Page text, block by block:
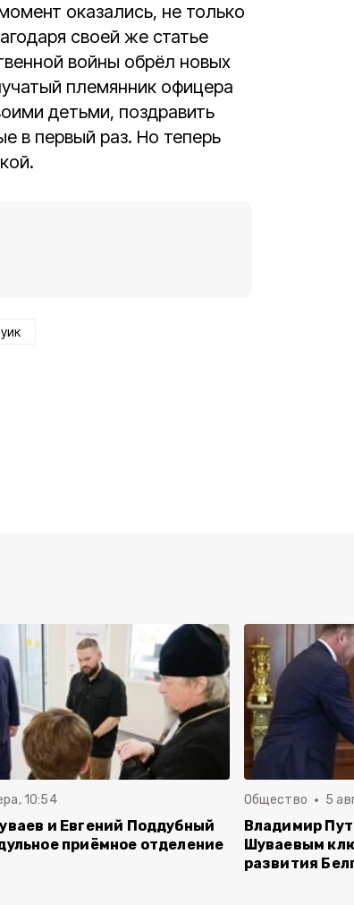
оказались, не только
своей же статье
войны обрёл новых
племянник офицера
детьми, поздравить
в первый раз. Но теперь
уик
10:54
и Евгений Поддубный
приёмное отделение
Общество 5
Владимир
Шуваевым
развития